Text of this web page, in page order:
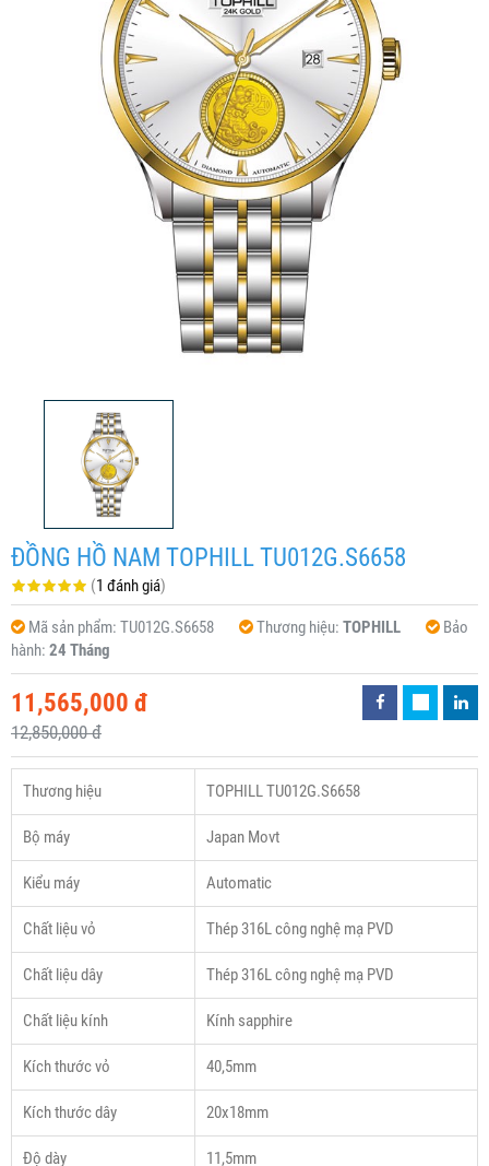
ĐỒNG HỒ NAM TOPHILL TU012G.S6658
(1 đánh giá)
Mã sản phẩm: TU012G.S6658 Thương hiệu: TOPHILL
Bảo
hành: 24 Tháng
11,565,000 đ
12,850,000 đ
Thương hiệu TOPHILL TU012G.S6658
Bộ máy Japan Movt
Kiểu máy Automatic
Chất liệu vỏ Thép 316L công nghệ mạ PVD
Chất liệu dây Thép 316L công nghệ mạ PVD
Chất liệu kính Kính sapphire
Kích thước vỏ 40,5mm
Kích thước dây 20x18mm
Độ dày 11,5mm